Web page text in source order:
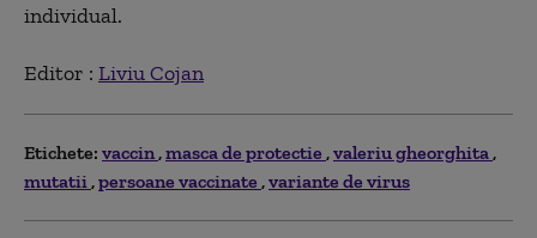
individual.
Editor : Liviu Cojan
Etichete: vaccin masca de protectie valeriu gheorghita
mutatii persoane vaccinate variante de virus